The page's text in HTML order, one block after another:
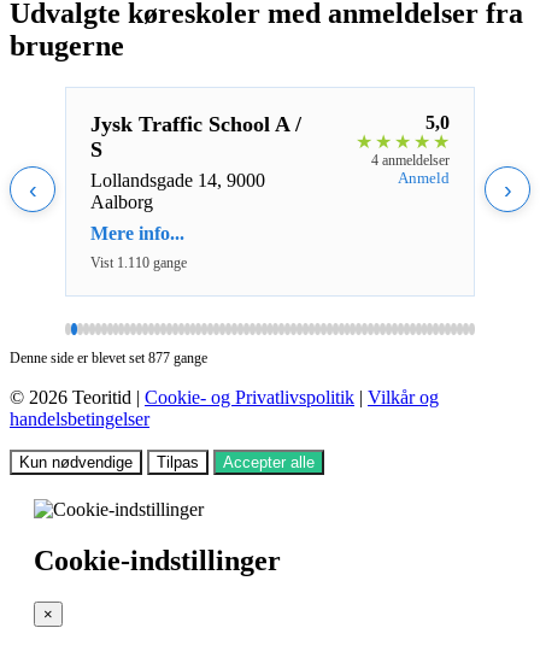
Udvalgte køreskoler med anmeldelser fra
brugerne
‹
Jysk Traffic School A /
S
Lollandsgade 14, 9000
Aalborg
Mere info...
Vist 1.110 gange
5,0
★ ★ ★ ★ ★
4 anmeldelser
Anmeld ›
Denne side er blevet set 877 gange
© 2026 Teoritid | Cookie- og Privatlivspolitik | Vilkår og
handelsbetingelser
Kun nødvendige Tilpas Accepter alle
Cookie-indstillinger
×